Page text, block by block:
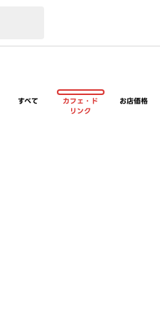
すべて
カフェ・ド
リンク
お店価格